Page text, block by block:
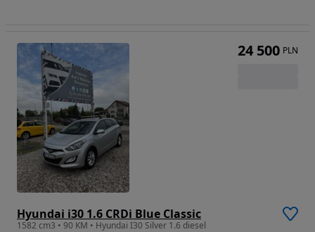
Hyundai i30 1.6 CRDi Blue Classic
1582 cm3 • 90 KM • Hyundai I30 Silver 1.6 diesel
24 500 PLN